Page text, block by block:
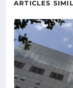
ARTICLES